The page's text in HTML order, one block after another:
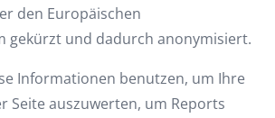
den Europäischen
gekürzt und dadurch anonymisiert.
Informationen benutzen, um Ihre
Seite auszuwerten, um Reports